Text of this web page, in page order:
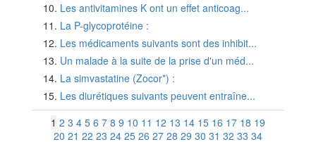
Les antivitamines K ont un effet anticoag...
La P-glycoprotéine :
Les médicaments suivants sont des inhibit...
Un malade à la suite de la prise d'un méd...
La simvastatine (Zocor*) :
Les diurétiques suivants peuvent entraîne...
1 2 3 4 5 6 7 8 9 10 11 12 13 14 15 16 17 18 19
20 21 22 23 24 25 26 27 28 29 30 31 32 33 34